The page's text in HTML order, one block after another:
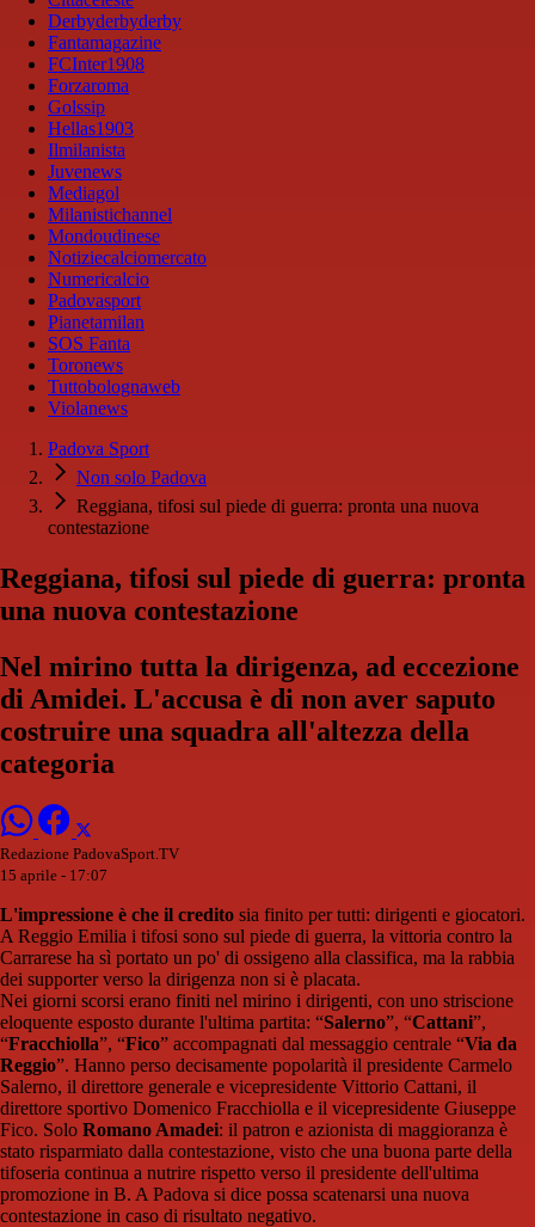
Derbyderbyderby
Fantamagazine
FCInter1908
Forzaroma
Golssip
Hellas1903
Ilmilanista
Juvenews
Mediagol
Milanistichannel
Mondoudinese
Notiziecalciomercato
Numericalcio
Padovasport
Pianetamilan
SOS Fanta
Toronews
Tuttobolognaweb
Violanews
Padova Sport
Non solo Padova
Reggiana, tifosi sul piede di guerra: pronta una nuova
contestazione
Reggiana, tifosi sul piede di guerra: pronta
una nuova contestazione
Nel mirino tutta la dirigenza, ad eccezione
di Amidei. L'accusa è di non aver saputo
costruire una squadra all'altezza della
categoria
Redazione PadovaSport.TV
15 aprile - 17:07
L'impressione è che il credito sia finito per tutti: dirigenti e giocatori.
A Reggio Emilia i tifosi sono sul piede di guerra, la vittoria contro la
Carrarese ha sì portato un po' di ossigeno alla classifica, ma la rabbia
dei supporter verso la dirigenza non si è placata.
Nei giorni scorsi erano finiti nel mirino i dirigenti, con uno striscione
eloquente esposto durante l'ultima partita: “Salerno”, “Cattani”,
“Fracchiolla”, “Fico” accompagnati dal messaggio centrale “Via da
Reggio”. Hanno perso decisamente popolarità il presidente Carmelo
Salerno, il direttore generale e vicepresidente Vittorio Cattani, il
direttore sportivo Domenico Fracchiolla e il vicepresidente Giuseppe
Fico. Solo Romano Amadei: il patron e azionista di maggioranza è
stato risparmiato dalla contestazione, visto che una buona parte della
tifoseria continua a nutrire rispetto verso il presidente dell'ultima
promozione in B. A Padova si dice possa scatenarsi una nuova
contestazione in caso di risultato negativo.